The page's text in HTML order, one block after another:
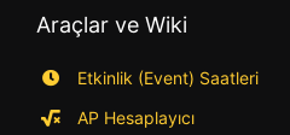
Araçlar ve Wiki
Etkinlik (Event) Saatleri
AP Hesaplayıcı